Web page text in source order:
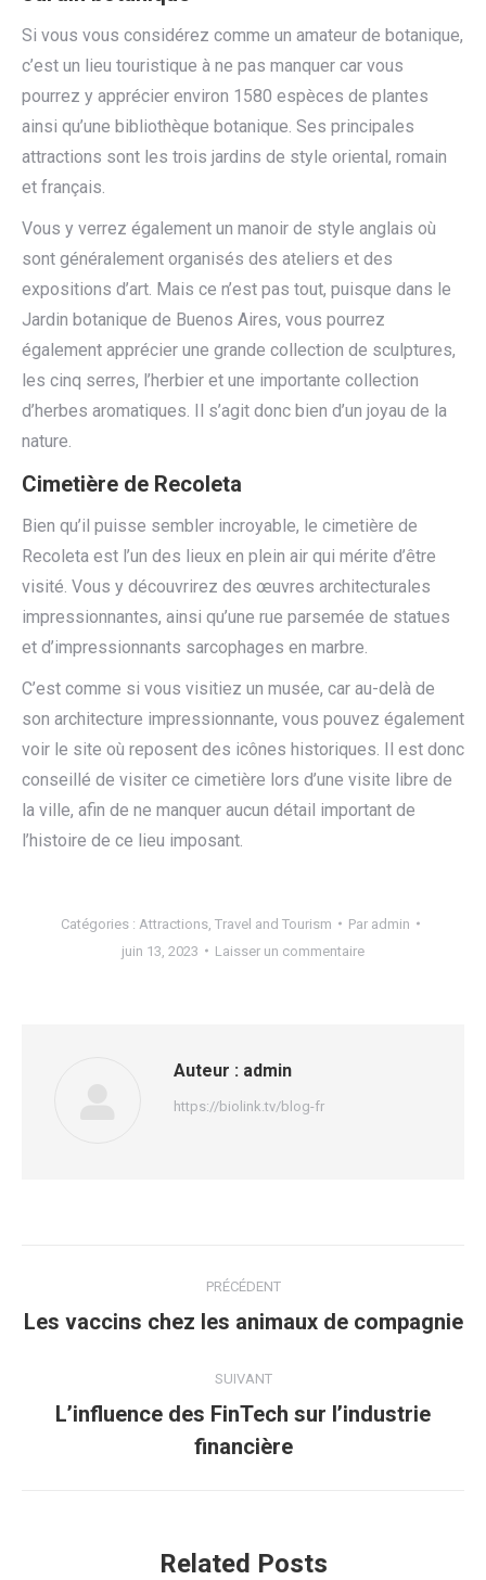
Si vous vous considérez comme un amateur de botanique,
c’est un lieu touristique à ne pas manquer car vous
pourrez y apprécier environ 1580 espèces de plantes
ainsi qu’une bibliothèque botanique. Ses principales
attractions sont les trois jardins de style oriental, romain
et français.
Vous y verrez également un manoir de style anglais où
sont généralement organisés des ateliers et des
expositions d’art. Mais ce n’est pas tout, puisque dans le
Jardin botanique de Buenos Aires, vous pourrez
également apprécier une grande collection de sculptures,
les cinq serres, l’herbier et une importante collection
d’herbes aromatiques. Il s’agit donc bien d’un joyau de la
nature.
Cimetière de Recoleta
Bien qu’il puisse sembler incroyable, le cimetière de
Recoleta est l’un des lieux en plein air qui mérite d’être
visité. Vous y découvrirez des œuvres architecturales
impressionnantes, ainsi qu’une rue parsemée de statues
et d’impressionnants sarcophages en marbre.
C’est comme si vous visitiez un musée, car au-delà de
son architecture impressionnante, vous pouvez également
voir le site où reposent des icônes historiques. Il est donc
conseillé de visiter ce cimetière lors d’une visite libre de
la ville, afin de ne manquer aucun détail important de
l’histoire de ce lieu imposant.
Catégories : Attractions, Travel and Tourism Par admin
juin 13, 2023
Laisser un commentaire
Auteur : admin
https://biolink.tv/blog-fr
article
PRÉCÉDENT
Article
:
Les vaccins chez les animaux de compagnie
SUIVANT
Article
suivant
L’influence des FinTech sur l’industrie
financière
Related Posts